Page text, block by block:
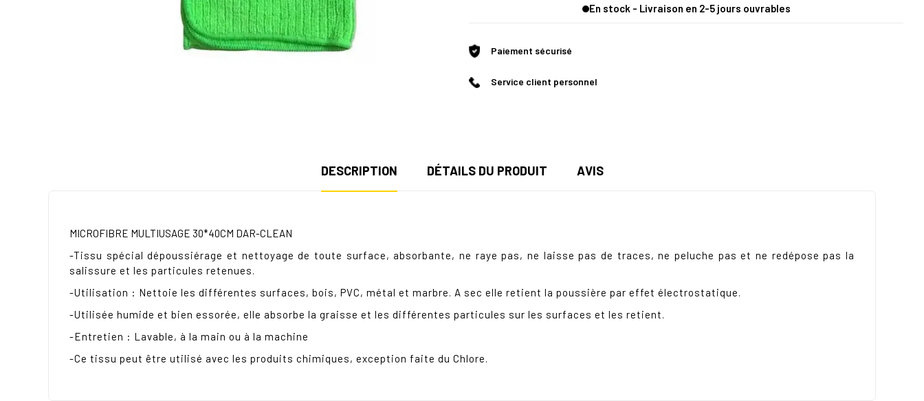
En stock - Livraison en 2-5 jours ouvrables
Paiement sécurisé
Service client personnel
DESCRIPTION DÉTAILS DU PRODUIT AVIS
MICROFIBRE MULTIUSAGE 30*40CM DAR-CLEAN
-Tissu spécial dépoussiérage et nettoyage de toute surface, absorbante, ne raye pas, ne laisse pas de traces, ne peluche pas et ne redépose pas la
salissure et les particules retenues.
-Utilisation : Nettoie les différentes surfaces, bois, PVC, métal et marbre. A sec elle retient la poussière par effet électrostatique.
-Utilisée humide et bien essorée, elle absorbe la graisse et les différentes particules sur les surfaces et les retient.
-Entretien : Lavable, à la main ou à la machine
-Ce tissu peut être utilisé avec les produits chimiques, exception faite du Chlore.